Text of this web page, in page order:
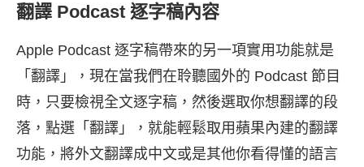
翻譯 Podcast 逐字稿內容
Apple Podcast 逐字稿帶來的另一項實用功能就是
「翻譯」，現在當我們在聆聽國外的 Podcast 節目
時，只要檢視全文逐字稿，然後選取你想翻譯的段
落，點選「翻譯」，就能輕鬆取用蘋果內建的翻譯
功能，將外文翻譯成中文或是其他你看得懂的語言